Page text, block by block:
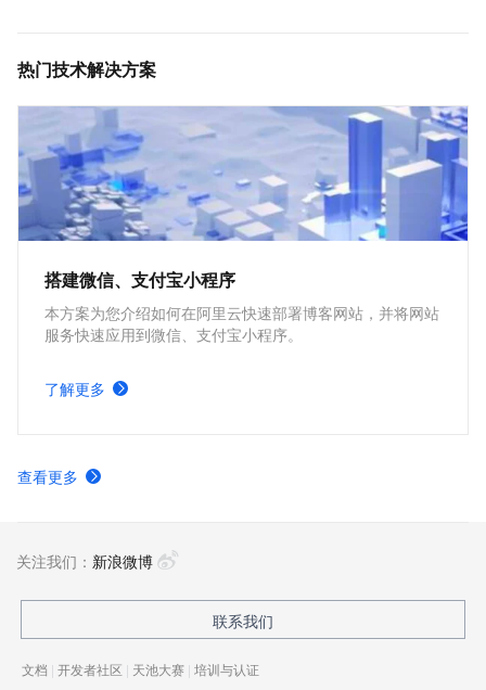
如何给域名续费
热门技术解决方案
搭建微信、支付宝小程序
本方案为您介绍如何在阿里云快速部署博客网站，并将网站
服务快速应用到微信、支付宝小程序。
了解更多
查看更多
关注我们： 新浪微博
联系我们
文档 | 开发者社区 | 天池大赛 | 培训与认证